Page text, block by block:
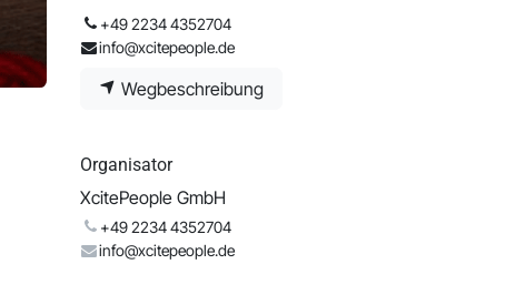
+49 2234 4352704
info@xcitepeople.de
Wegbeschreibung
Organisator
XcitePeople GmbH
+49 2234 4352704
info@xcitepeople.de